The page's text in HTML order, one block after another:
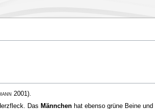
2001).
Das Männchenhat ebenso grüne Beine und